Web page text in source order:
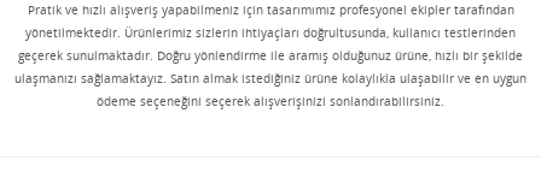
Pratik ve hızlı alışveriş yapabilmeniz için tasarımımız profesyonel ekipler tarafından
yönetilmektedir. Ürünlerimiz sizlerin ihtiyaçları doğrultusunda, kullanıcı testlerinden
geçerek sunulmaktadır. Doğru yönlendirme ile aramış olduğunuz ürüne, hızlı bir şekilde
ulaşmanızı sağlamaktayız. Satın almak istediğiniz ürüne kolaylıkla ulaşabilir ve en uygun
ödeme seçeneğini seçerek alışverişinizi sonlandırabilirsiniz.